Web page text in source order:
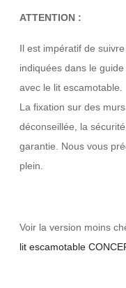
ATTENTION :
Il est impératif de
indiquées dans le
avec le lit escamotable.
La fixation sur des
déconseillée, la
garantie. Nous vous
plein.
Voir la version moins
lit escamotable